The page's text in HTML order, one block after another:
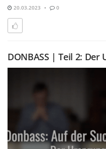
20.03.2023 0
DONBASS | Teil 2: